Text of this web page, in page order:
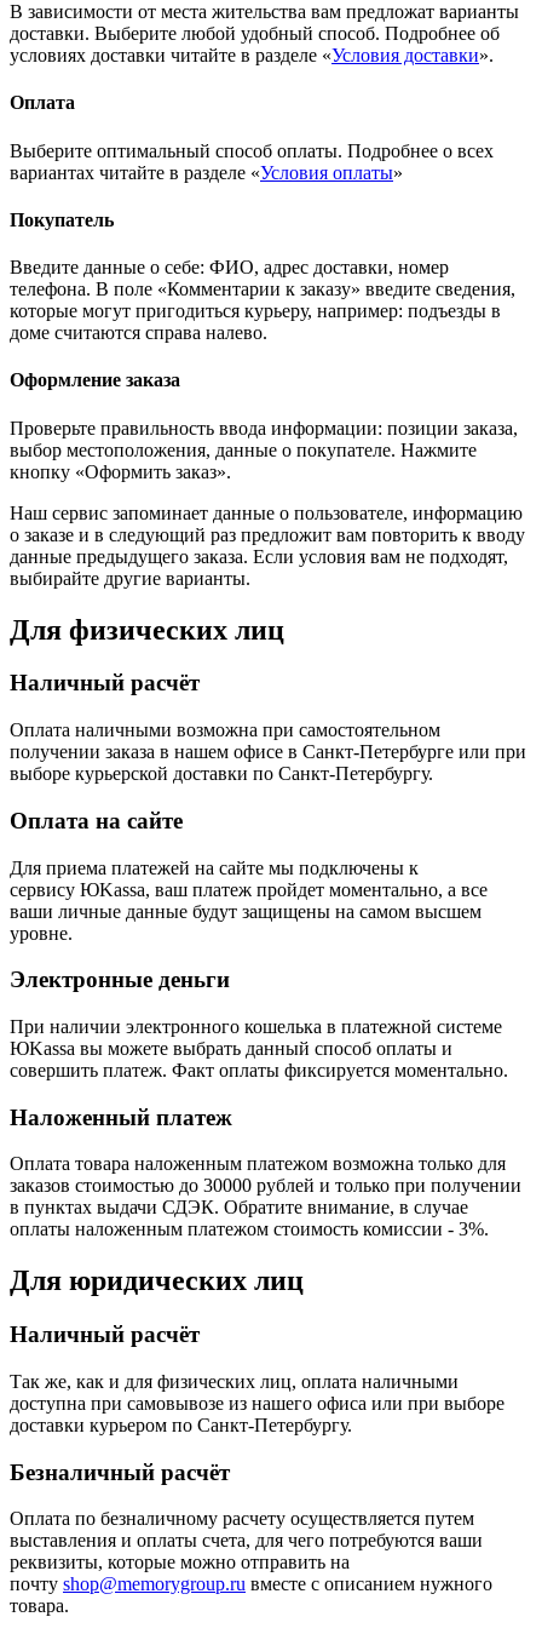
В зависимости от места жительства вам предложат варианты
доставки. Выберите любой удобный способ. Подробнее об
условиях доставки читайте в разделе «Условия доставки».
Оплата
Выберите оптимальный способ оплаты. Подробнее о всех
вариантах читайте в разделе «Условия оплаты»
Покупатель
Введите данные о себе: ФИО, адрес доставки, номер
телефона. В поле «Комментарии к заказу» введите сведения,
которые могут пригодиться курьеру, например: подъезды в
доме считаются справа налево.
Оформление заказа
Проверьте правильность ввода информации: позиции заказа,
выбор местоположения, данные о покупателе. Нажмите
кнопку «Оформить заказ».
Наш сервис запоминает данные о пользователе, информацию
о заказе и в следующий раз предложит вам повторить к вводу
данные предыдущего заказа. Если условия вам не подходят,
выбирайте другие варианты.
Для физических лиц
Наличный расчёт
Оплата наличными возможна при самостоятельном
получении заказа в нашем офисе в Санкт-Петербурге или при
выборе курьерской доставки по Санкт-Петербургу.
Оплата на сайте
Для приема платежей на сайте мы подключены к
сервису ЮKassa, ваш платеж пройдет моментально, а все
ваши личные данные будут защищены на самом высшем
уровне.
Электронные деньги
При наличии электронного кошелька в платежной системе
ЮKassa вы можете выбрать данный способ оплаты и
совершить платеж. Факт оплаты фиксируется моментально.
Наложенный платеж
Оплата товара наложенным платежом возможна только для
заказов стоимостью до 30000 рублей и только при получении
в пунктах выдачи СДЭК. Обратите внимание, в случае
оплаты наложенным платежом стоимость комиссии - 3%.
Для юридических лиц
Наличный расчёт
Так же, как и для физических лиц, оплата наличными
доступна при самовывозе из нашего офиса или при выборе
доставки курьером по Санкт-Петербургу.
Безналичный расчёт
Оплата по безналичному расчету осуществляется путем
выставления и оплаты счета, для чего потребуются ваши
реквизиты, которые можно отправить на
почту shop@memorygroup.ru вместе с описанием нужного
товара.